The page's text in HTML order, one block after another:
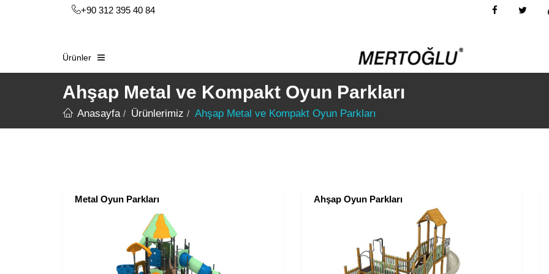
+90 312 395 40 84
Ürünler
Ahşap Metal ve Kompakt Oyun Parkları
Anasayfa Ürünlerimiz Ahşap Metal ve Kompakt Oyun Parkları
Metal Oyun Parkları Ahşap Oyun Parkları